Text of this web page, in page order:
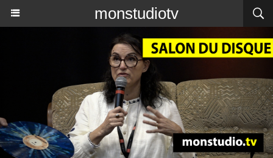
monstudiotv